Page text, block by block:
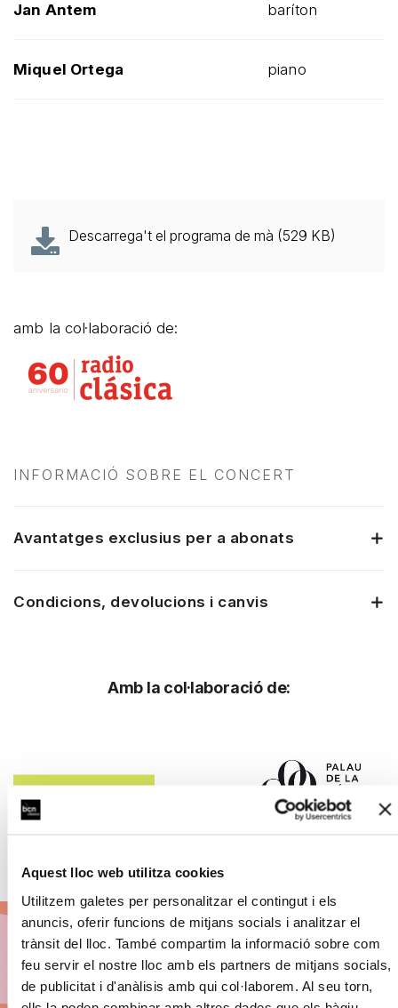
Aquest lloc web utilitza cookies
Utilitzem galetes per personalitzar el contingut i els
anuncis, oferir funcions de mitjans socials i analitzar el
trànsit del lloc. També compartim la informació sobre com
feu servir el nostre lloc amb els partners de mitjans socials,
de publicitat i d'anàlisis amb qui col·laborem. Al seu torn,
Jan Antem baríton
Miquel Ortega piano
Descarrega't el programa de mà (529 KB)
amb la col·laboració de:
INFORMACIÓ SOBRE EL CONCERT
Avantatges exclusius per a abonats
Condicions, devolucions i canvis
Amb la col·laboració de:
Abona't a BCN Clàssics